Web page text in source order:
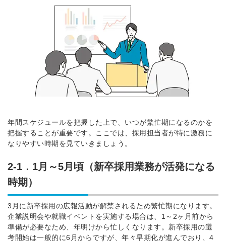
年間スケジュールを把握した上で、いつが繁忙期になるのかを
把握することが重要です。ここでは、採用担当者が特に激務に
なりやすい時期を見ていきましょう。
2-1．1月～5月頃（新卒採用業務が活発になる
時期）
3月に新卒採用の広報活動が解禁されるため繁忙期になります。
企業説明会や就職イベントを実施する場合は、1～2ヶ月前から
準備が必要なため、年明けから忙しくなります。新卒採用の選
考開始は一般的に6月からですが、年々早期化が進んでおり、4